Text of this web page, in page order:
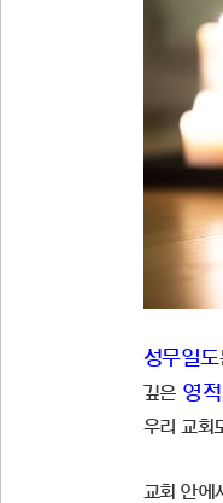
성무일도
깊은 영적
우리 교회
교회 안에